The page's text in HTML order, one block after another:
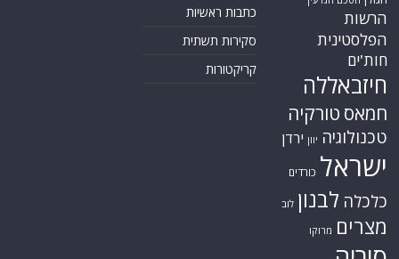
הרשות
הפלסטינית
חות'ים
חיזבאללה
חמאס טורקיה
טכנולוגיה יוון ירדן
ישראל כורדים
כלכלה לבנון לוב
מצרים מרוקו
כתבות ראשיות
סקירות תשתית
קריקטורות